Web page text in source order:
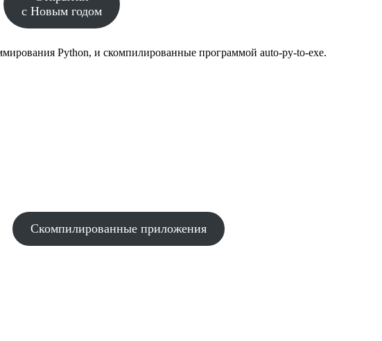
с Новым годом
Python, и скомпилированные программой auto-py-to-exe.
Скомпилированные приложения